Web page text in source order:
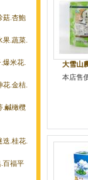
菇.杏鮑
果.蔬菜.
爆米花.
花.金桔.
.鹹橄欖
迭.桂花.
百福平
大雪山
本店售